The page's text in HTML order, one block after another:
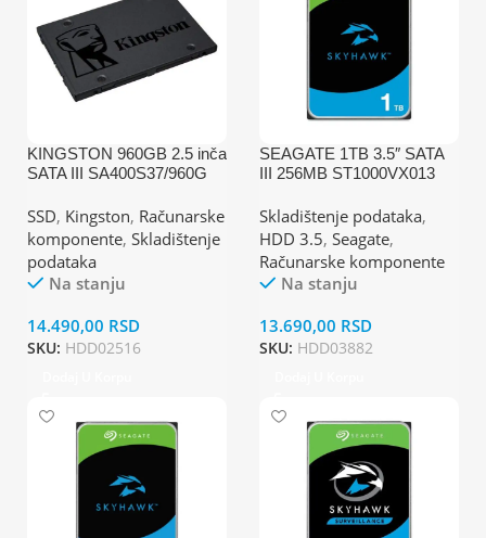
KINGSTON 960GB 2.5 inča
SATA III SA400S37/960G
SSD, Kingston, Računarske
komponente, Skladištenje
podataka
Na stanju
14.490,00 RSD
SKU: HDD02516
SEAGATE 1TB 3.5″ SATA
III 256MB ST1000VX013
disk
Skladištenje podataka,
HDD 3.5, Seagate,
Računarske komponente
Na stanju
13.690,00 RSD
SKU: HDD03882